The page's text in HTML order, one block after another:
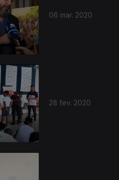
06 mar. 2020
28 fev. 2020